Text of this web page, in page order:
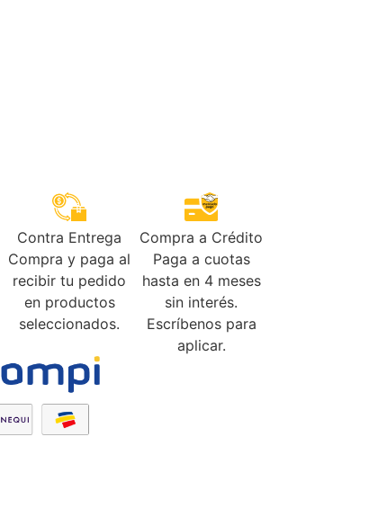
Contra Entrega
Compra y paga al
recibir tu pedido
en productos
seleccionados.
Compra a Crédito
Paga a cuotas
hasta en 4 meses
sin interés.
Escríbenos para
aplicar.